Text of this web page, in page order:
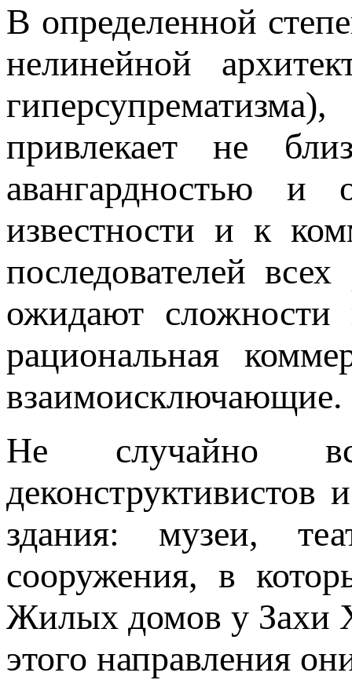
В определенной
нелинейной
привлекает не
авангардностью и
известности и к
последователей
ожидают сложности
рациональная
взаимоисключающие.
Не случайно
деконструктивистов
здания: музеи,
сооружения, в
Жилых домов у Захи
этого направления